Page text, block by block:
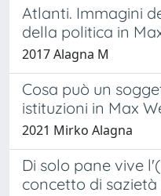
Atlanti. Immagini
della politica in
2017 Alagna M
Cosa può un
istituzioni in Max
2021 Mirko Alagna
Di solo pane vive
concetto di